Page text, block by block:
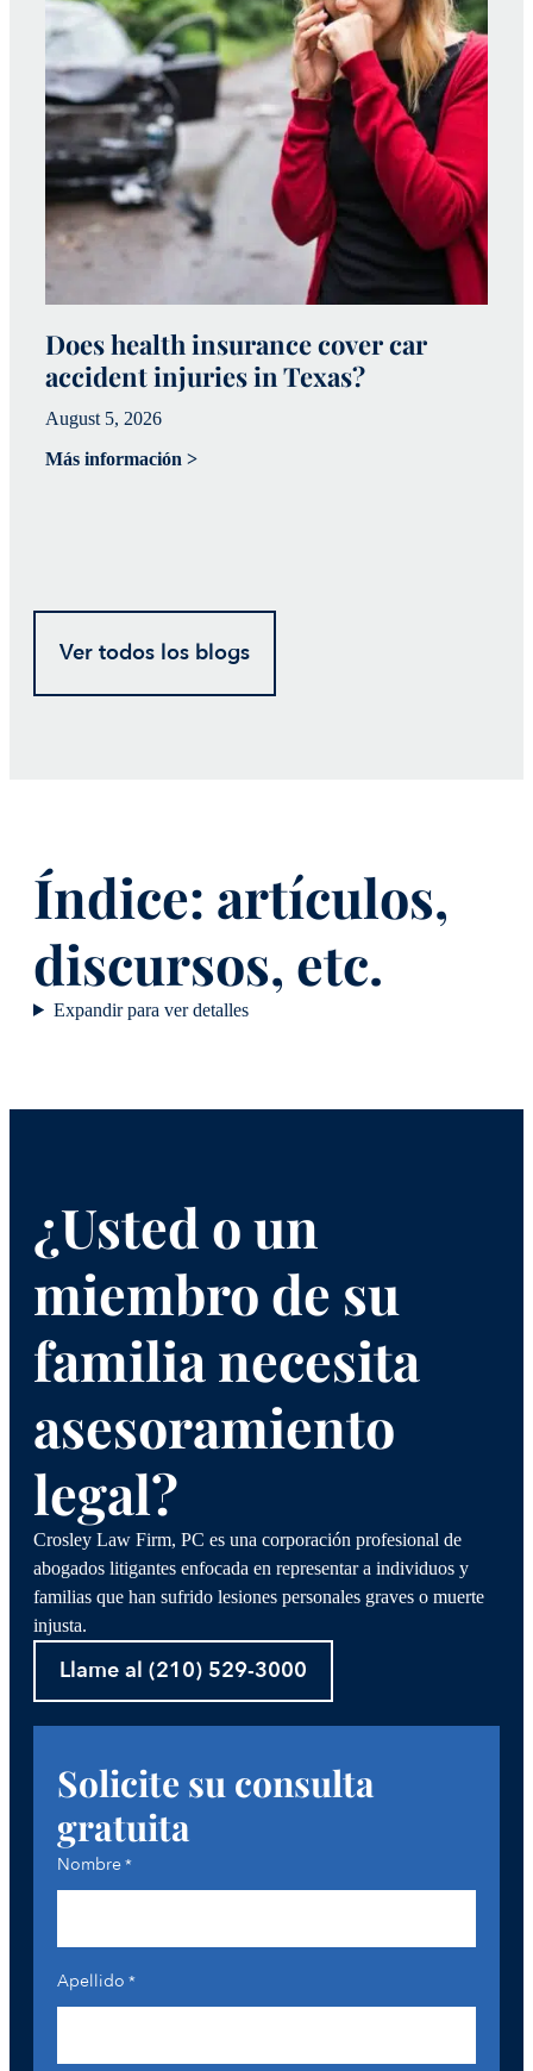
Does health insurance cover car
accident injuries in Texas?
August 5, 2026
Más información >
Ver todos los blogs
Índice: artículos,
discursos, etc.
Expandir para ver detalles
¿Usted o un
miembro de su
familia necesita
asesoramiento
legal?
Crosley Law Firm, PC es una corporación profesional de
abogados litigantes enfocada en representar a individuos y
familias que han sufrido lesiones personales graves o muerte
injusta.
Llame al (210) 529-3000
Solicite su consulta
gratuita
Nombre*
Apellido *